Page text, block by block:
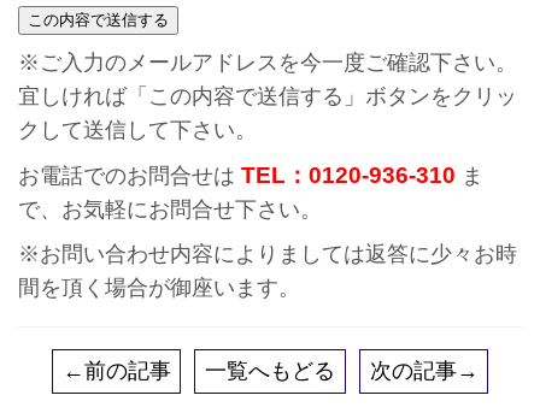
※ご入力のメールアドレスを今一度ご確認下さい。
宜しければ「この内容で送信する」ボタンをクリッ
クして送信して下さい。
お電話でのお問合せは TEL：0120-936-310 ま
で、お気軽にお問合せ下さい。
※お問い合わせ内容によりましては返答に少々お時
間を頂く場合が御座います。
←前の記事 一覧へもどる 次の記事→